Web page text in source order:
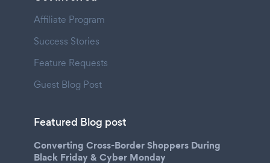
Affiliate Program
Success Stories
Feature Requests
Guest Blog Post
Featured Blog post
Converting Cross-Border Shoppers During
Black Friday & Cyber Monday